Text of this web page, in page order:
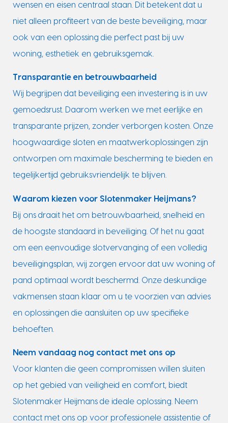
wensen en eisen centraal staan. Dit betekent dat u
niet alleen profiteert van de beste beveiliging, maar
ook van een oplossing die perfect past bij uw
woning, esthetiek en gebruiksgemak.
Transparantie en betrouwbaarheid
Wij begrijpen dat beveiliging een investering is in uw
gemoedsrust. Daarom werken we met eerlijke en
transparante prijzen, zonder verborgen kosten. Onze
hoogwaardige sloten en maatwerkoplossingen zijn
ontworpen om maximale bescherming te bieden en
tegelijkertijd gebruiksvriendelijk te blijven.
Waarom kiezen voor Slotenmaker Heijmans?
Bij ons draait het om betrouwbaarheid, snelheid en
de hoogste standaard in beveiliging. Of het nu gaat
om een eenvoudige slotvervanging of een volledig
beveiligingsplan, wij zorgen ervoor dat uw woning of
pand optimaal wordt beschermd. Onze deskundige
vakmensen staan klaar om u te voorzien van advies
en oplossingen die aansluiten op uw specifieke
behoeften.
Neem vandaag nog contact met ons op
Voor klanten die geen compromissen willen sluiten
op het gebied van veiligheid en comfort, biedt
Slotenmaker Heijmans de ideale oplossing. Neem
contact met ons op voor professionele assistentie of